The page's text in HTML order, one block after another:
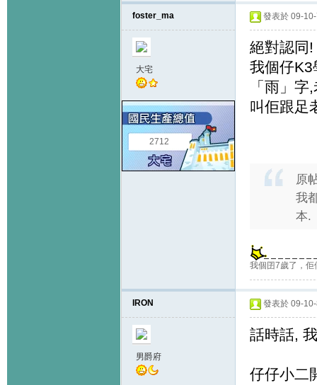
foster_ma
大宅
2712
發表於 09-
絕對認同!
我個仔K3
「雨」
叫佢跟足
原
我
本.
我個囝7歲了，佢
IRON
男爵府
發表於 09-
話時話,
仔仔小二